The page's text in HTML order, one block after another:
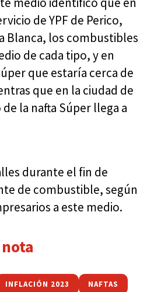
de YPF de Perico,
Blanca, los combustibles
de cada tipo, y en
que estaría cerca de
que en la ciudad de
la nafta Súper llega a
durante el fin de
de combustible, según
a este medio.
INFLACIÓN 2023 NAFTAS